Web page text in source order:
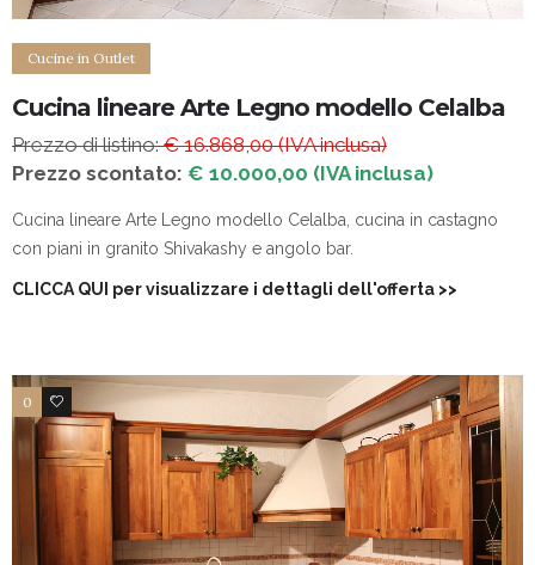
Cucine in Outlet
Cucina lineare Arte Legno modello Celalba
Prezzo di listino:€ 16.868,00 (IVA inclusa)
Prezzo scontato: € 10.000,00 (IVA inclusa)
Cucina lineare Arte Legno modello Celalba, cucina in castagno
con piani in granito Shivakashy e angolo bar.
CLICCA QUI per visualizzare i dettagli dell'offerta >>
0 4